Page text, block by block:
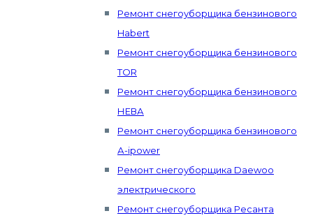
Ремонт снегоуборщика бензинового
Habert
Ремонт снегоуборщика бензинового
TOR
Ремонт снегоуборщика бензинового
НЕВА
Ремонт снегоуборщика бензинового
А-ipower
Ремонт снегоуборщика Daewoo
электрического
Ремонт снегоуборщика Ресанта